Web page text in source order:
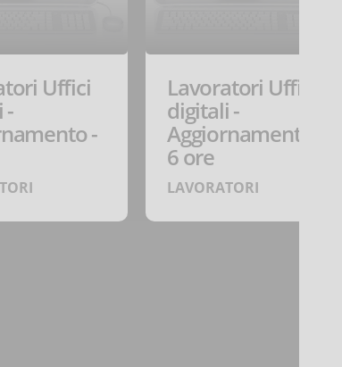
Uffici
-
-
Lavoratori Uffici
digitali -
Aggiornamento -
6 ore
LAVORATORI